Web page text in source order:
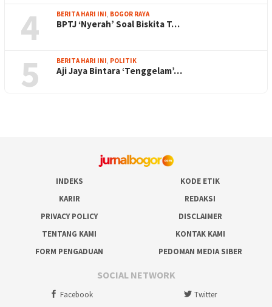
4 BERITA HARI INI BOGOR RAYA
BPTJ ‘Nyerah’ Soal Biskita T…
5 BERITA HARI INI POLITIK
Aji Jaya Bintara ‘Tenggelam’…
INDEKS
KODE ETIK
KARIR
REDAKSI
PRIVACY POLICY
DISCLAIMER
TENTANG KAMI
KONTAK KAMI
FORM PENGADUAN
PEDOMAN MEDIA SIBER
SOCIAL NETWORK
Facebook Twitter